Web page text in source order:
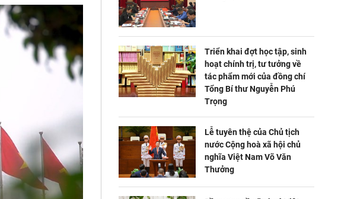
Triển khai đợt học tập, sinh
hoạt chính trị, tư tưởng về
tác phẩm mới của đồng chí
Tổng Bí thư Nguyễn Phú
Trọng
Lễ tuyên thệ của Chủ tịch
nước Cộng hoà xã hội chủ
nghĩa Việt Nam Võ Văn
Thưởng